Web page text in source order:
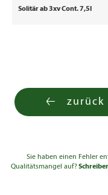
Solitär ab 3xv Cont. 7,5l
zurück
Sie haben einen Fehler
Qualitätsmangel auf?